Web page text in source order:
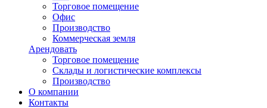
Торговое помещение
Офис
Производство
Коммерческая земля
Арендовать
Торговое помещение
Склады и логистические комплексы
Производство
О компании
Контакты